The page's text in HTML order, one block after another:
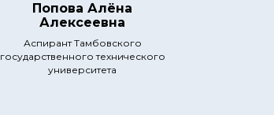
Попова Алёна
Алексеевна
Аспирант Тамбовского
государственного технического
университета